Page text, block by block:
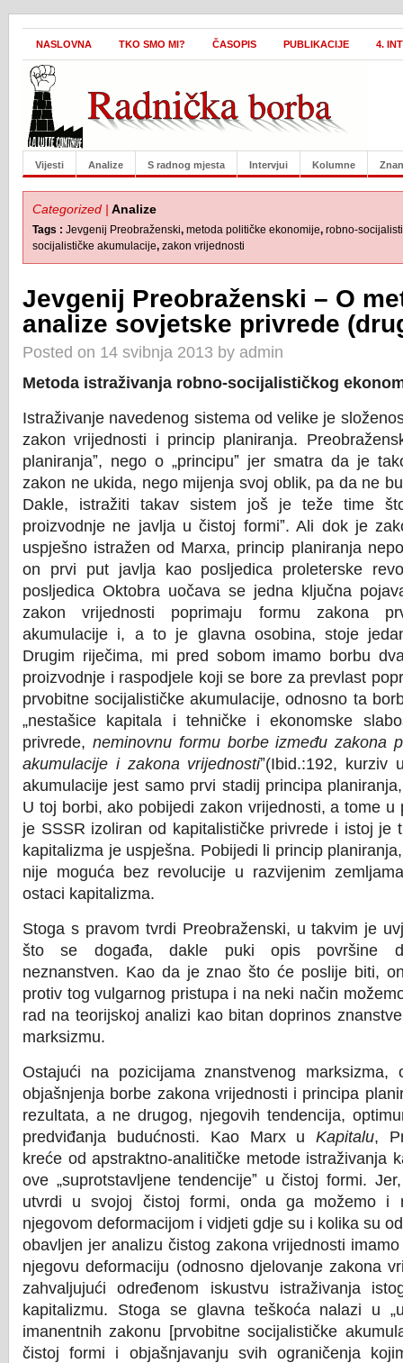
NASLOVNA TKO SMO MI? ČASOPIS PUBLIKACIJE 4.
Vijesti Analize S radnog mjesta Intervjui Kolumne
Categorized | Analize
Tags : Jevgenij Preobraženski, metoda političke ekonomije, robno-
socijalističke akumulacije, zakon vrijednosti
Jevgenij Preobraženski – O
analize sovjetske privrede
Posted on 14 svibnja 2013 by admin
Metoda istraživanja robno-socijalističkog
Istraživanje navedenog sistema od velike je
zakon vrijednosti i princip planiranja.
planiranjaˮ, nego o „principuˮ jer smatra da je
zakon ne ukida, nego mijenja svoj oblik, pa da ne
Dakle, istražiti takav sistem još je teže time
proizvodnje ne javlja u čistoj formiˮ. Ali dok je
uspješno istražen od Marxa, princip planiranja
on prvi put javlja kao posljedica proleterske
posljedica Oktobra uočava se jedna ključna
zakon vrijednosti poprimaju formu zakona
akumulacije i, a to je glavna osobina, stoje
Drugim riječima, mi pred sobom imamo borbu
proizvodnje i raspodjele koji se bore za prevlast
prvobitne socijalističke akumulacije, odnosno ta
„nestašice kapitala i tehničke i ekonomske
privrede, neminovnu formu borbe između zakona
akumulacije i zakona vrijednostiˮ(Ibid.:192, kurziv
akumulacije jest samo prvi stadij principa
U toj borbi, ako pobijedi zakon vrijednosti, a tome u
je SSSR izoliran od kapitalističke privrede i istoj je
kapitalizma je uspješna. Pobijedi li princip
nije moguća bez revolucije u razvijenim
ostaci kapitalizma.
Stoga s pravom tvrdi Preobraženski, u takvim je
što se događa, dakle puki opis površine
neznanstven. Kao da je znao što će poslije biti,
protiv tog vulgarnog pristupa i na neki način
rad na teorijskoj analizi kao bitan doprinos
marksizmu.
Ostajući na pozicijama znanstvenog
objašnjenja borbe zakona vrijednosti i principa
rezultata, a ne drugog, njegovih tendencija,
predviđanja budućnosti. Kao Marx uKapitalu,
kreće od apstraktno-analitičke metode istraživanja
ove „suprotstavljene tendencijeˮ u čistoj formi.
utvrdi u svojoj čistoj formi, onda ga možemo i
njegovom deformacijom i vidjeti gdje su i kolika su
obavljen jer analizu čistog zakona vrijednosti
njegovu deformaciju (odnosno djelovanje zakona
zahvaljujući određenom iskustvu istraživanja
kapitalizmu. Stoga se glavna teškoća nalazi u
imanentnih zakonu [prvobitne socijalističke
čistoj formi i objašnjavanju svih ograničenja